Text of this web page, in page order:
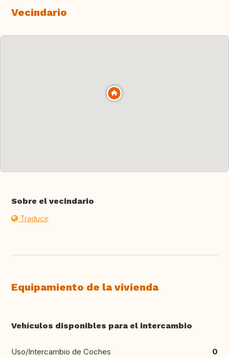
Vecindario
Sobre el vecindario
Traducir
Equipamiento de la vivienda
Vehículos disponibles para el intercambio
Uso/Intercambio de Coches 0